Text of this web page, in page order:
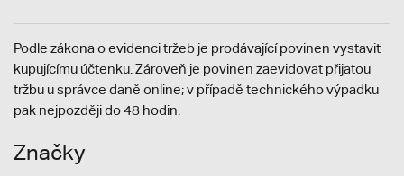
Podle zákona o evidenci tržeb je prodávající povinen vystavit
kupujícímu účtenku. Zároveň je povinen zaevidovat přijatou
tržbu u správce daně online; v případě technického výpadku
pak nejpozději do 48 hodin.
Značky